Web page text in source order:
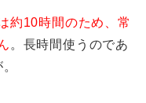
約10時間のため、常
。長時間使うのであ